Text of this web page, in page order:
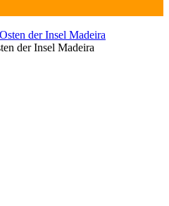
der Insel Madeira